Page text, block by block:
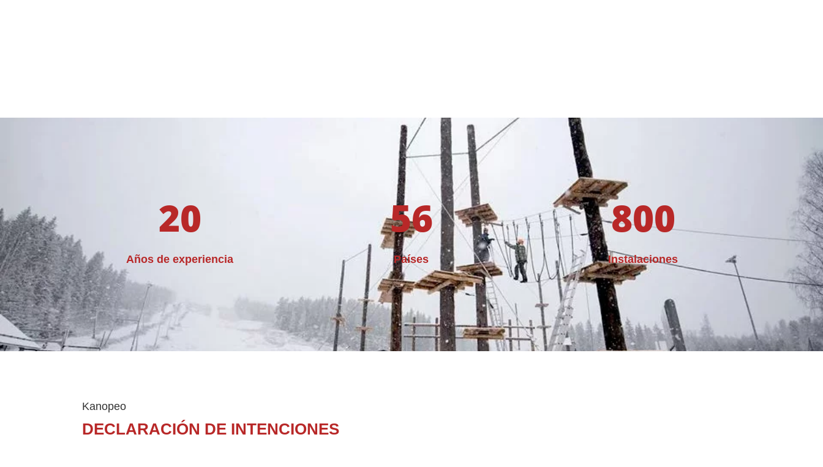
20
Años de experiencia
56
Países
800
Instalaciones
Kanopeo
DECLARACIÓN DE INTENCIONES